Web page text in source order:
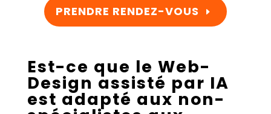
PRENDRE RENDEZ-VOUS
Est-ce que le Web-
Design assisté par IA
est adapté aux non-